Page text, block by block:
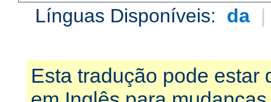
Línguas Disponíveis: da |
Esta tradução pode estar